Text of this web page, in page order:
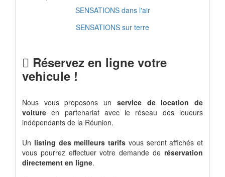
SENSATIONS dans l'air
SENSATIONS sur terre
Réservez en ligne votre
vehicule !
Nous vous proposons un service de location de
voiture en partenariat avec le réseau des loueurs
indépendants de la Réunion.
Un listing des meilleurs tarifs vous seront affichés et
vous pourrez effectuer votre demande de réservation
directement en ligne.